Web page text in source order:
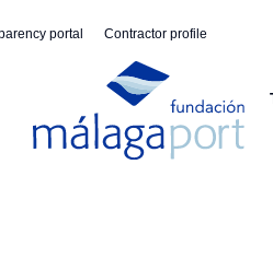
portal Contractor profile